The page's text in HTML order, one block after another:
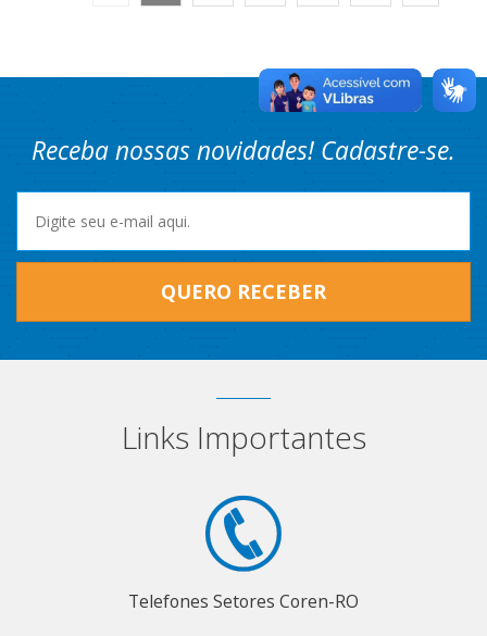
Receba nossas novidades! Cadastre-se.
QUERO RECEBER
Links Importantes
Telefones Setores Coren-RO